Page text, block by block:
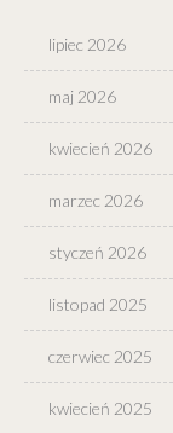
lipiec 2026
maj 2026
kwiecień 2026
marzec 2026
styczeń 2026
listopad 2025
czerwiec 2025
kwiecień 2025